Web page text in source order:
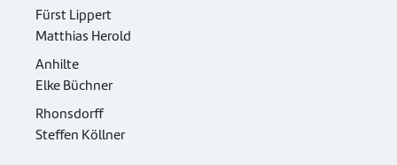
Fürst Lippert
Matthias Herold
Anhilte
Elke Büchner
Rhonsdorff
Steffen Köllner